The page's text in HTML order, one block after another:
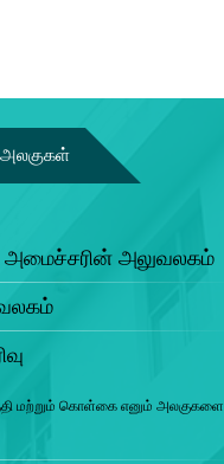
அலகுகள்
அமைச்சரின் அலுவலகம்
மற்றும் கொள்கை எனும் அலகுகளை